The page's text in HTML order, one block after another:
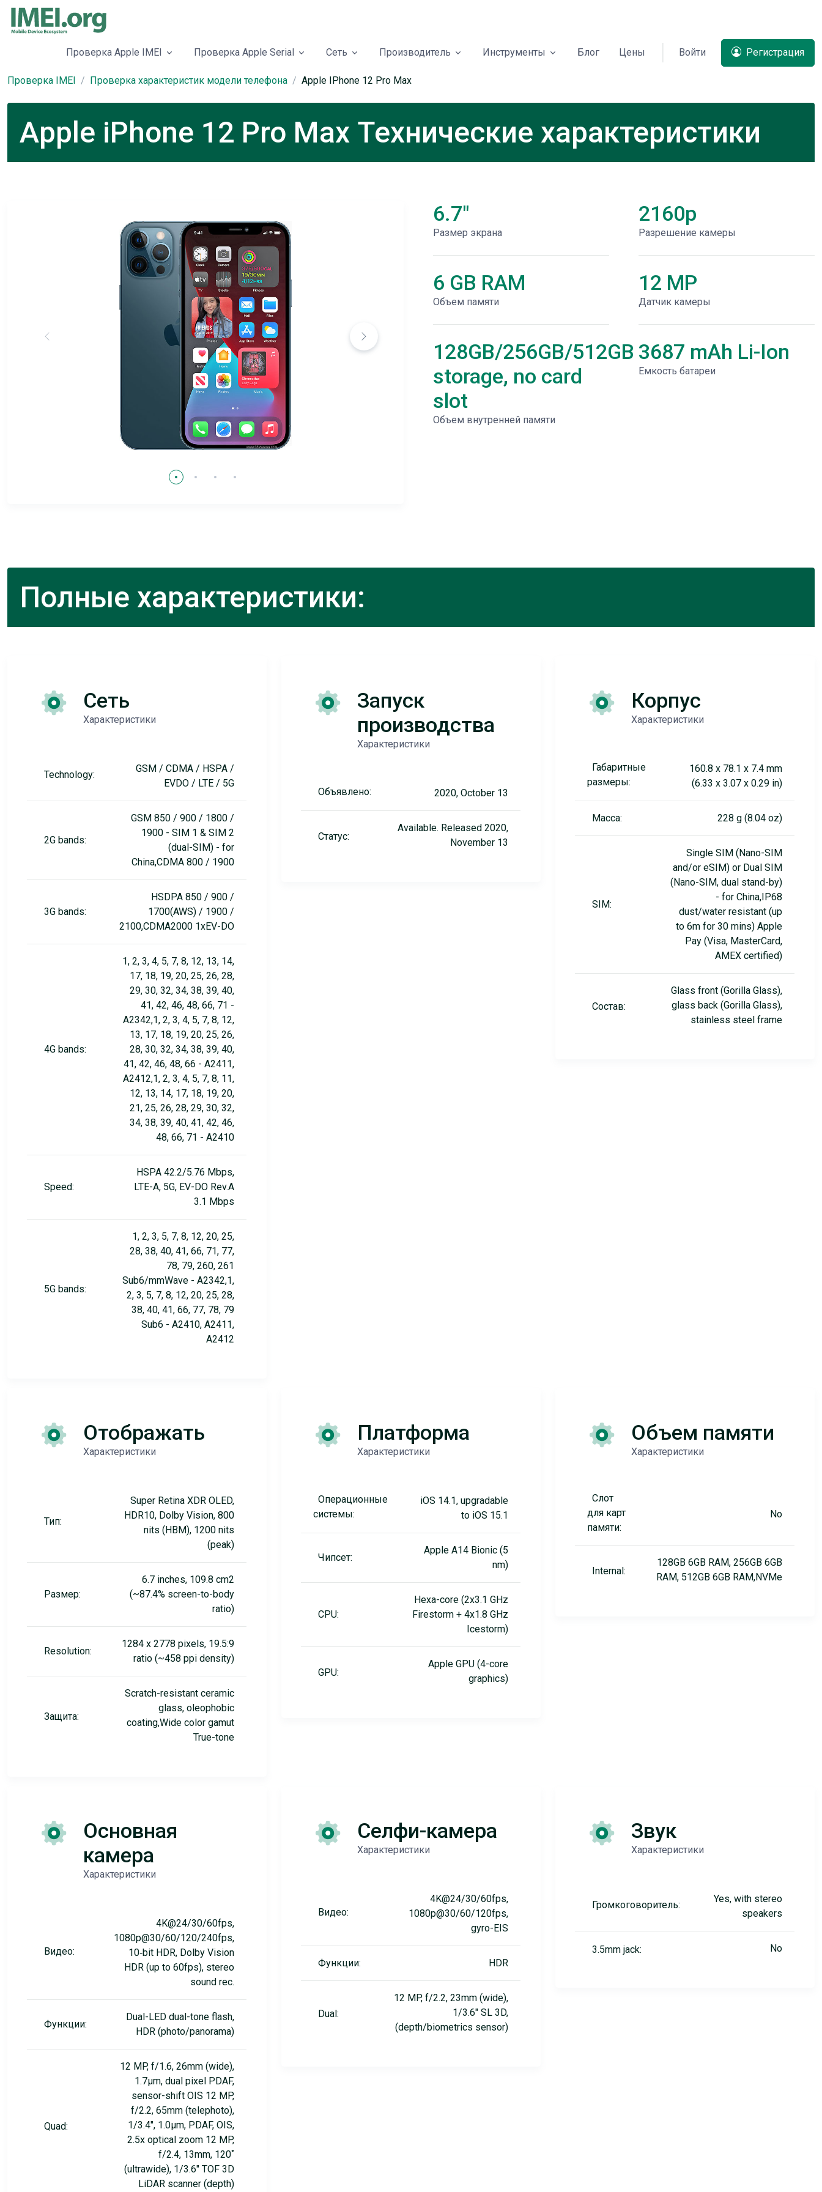
Проверка Apple IMEI Проверка Apple Serial Сеть Производитель Инструменты Блог Цены Войти Регистрация
Проверка IMEI Проверка характеристик модели телефона Apple IPhone 12 Pro Max
Apple iPhone 12 Pro Max Технические характеристики
6.7"
Размер экрана
6 GB RAM
Объем памяти
128GB/256GB/512GB
storage, no card
slot
Объем внутренней памяти
2160p
Разрешение камеры
12 MP
Датчик камеры
3687 mAh Li-Ion
Емкость батареи
Полные характеристики:
Сеть
Характеристики
Technology:
GSM / CDMA / HSPA /
EVDO / LTE / 5G
2G bands:
GSM 850 / 900 / 1800 /
1900 - SIM 1 & SIM 2
(dual-SIM) - for
China,CDMA 800 / 1900
3G bands:
HSDPA 850 / 900 /
1700(AWS) / 1900 /
2100,CDMA2000 1xEV-DO
4G bands:
1, 2, 3, 4, 5, 7, 8, 12, 13, 14,
17, 18, 19, 20, 25, 26, 28,
29, 30, 32, 34, 38, 39, 40,
41, 42, 46, 48, 66, 71 -
A2342,1, 2, 3, 4, 5, 7, 8, 12,
13, 17, 18, 19, 20, 25, 26,
28, 30, 32, 34, 38, 39, 40,
41, 42, 46, 48, 66 - A2411,
A2412,1, 2, 3, 4, 5, 7, 8, 11,
12, 13, 14, 17, 18, 19, 20,
21, 25, 26, 28, 29, 30, 32,
34, 38, 39, 40, 41, 42, 46,
48, 66, 71 - A2410
Speed:
HSPA 42.2/5.76 Mbps,
LTE-A, 5G, EV-DO Rev.A
3.1 Mbps
5G bands:
1, 2, 3, 5, 7, 8, 12, 20, 25,
28, 38, 40, 41, 66, 71, 77,
78, 79, 260, 261
Sub6/mmWave - A2342,1,
2, 3, 5, 7, 8, 12, 20, 25, 28,
38, 40, 41, 66, 77, 78, 79
Sub6 - A2410, A2411,
A2412
Запуск
производства
Характеристики
Объявлено: 2020, October 13
Статус:
Available. Released 2020,
November 13
Корпус
Характеристики
Габаритные
размеры:
160.8 x 78.1 x 7.4 mm
(6.33 x 3.07 x 0.29 in)
Масса: 228 g (8.04 oz)
SIM:
Single SIM (Nano-SIM
and/or eSIM) or Dual SIM
(Nano-SIM, dual stand-by)
- for China,IP68
dust/water resistant (up
to 6m for 30 mins) Apple
Pay (Visa, MasterCard,
AMEX certified)
Состав:
Glass front (Gorilla Glass),
glass back (Gorilla Glass),
stainless steel frame
Отображать
Характеристики
Тип:
Super Retina XDR OLED,
HDR10, Dolby Vision, 800
nits (HBM), 1200 nits
(peak)
Размер:
6.7 inches, 109.8 cm2
(~87.4% screen-to-body
ratio)
Resolution:
1284 x 2778 pixels, 19.5:9
ratio (~458 ppi density)
Защита:
Scratch-resistant ceramic
glass, oleophobic
coating,Wide color gamut
True-tone
Платформа
Характеристики
Операционные
системы:
iOS 14.1, upgradable
to iOS 15.1
Чипсет:
Apple A14 Bionic (5
nm)
CPU:
Hexa-core (2x3.1 GHz
Firestorm + 4x1.8 GHz
Icestorm)
GPU:
Apple GPU (4-core
graphics)
Объем памяти
Характеристики
Слот
для карт
памяти:
No
Internal:
128GB 6GB RAM, 256GB 6GB
RAM, 512GB 6GB RAM,NVMe
Основная
камера
Характеристики
Видео:
4K@24/30/60fps,
1080p@30/60/120/240fps,
10‑bit HDR, Dolby Vision
HDR (up to 60fps), stereo
sound rec.
Функции:
Dual-LED dual-tone flash,
HDR (photo/panorama)
Quad:
12 MP, f/1.6, 26mm (wide),
1.7µm, dual pixel PDAF,
sensor-shift OIS 12 MP,
f/2.2, 65mm (telephoto),
1/3.4", 1.0µm, PDAF, OIS,
2.5x optical zoom 12 MP,
f/2.4, 13mm, 120˚
(ultrawide), 1/3.6" TOF 3D
LiDAR scanner (depth)
Селфи-камера
Характеристики
Видео:
4K@24/30/60fps,
1080p@30/60/120fps,
gyro-EIS
Функции: HDR
Dual:
12 MP, f/2.2, 23mm (wide),
1/3.6" SL 3D,
(depth/biometrics sensor)
Звук
Характеристики
Громкоговоритель:
Yes, with stereo
speakers
3.5mm jack: No